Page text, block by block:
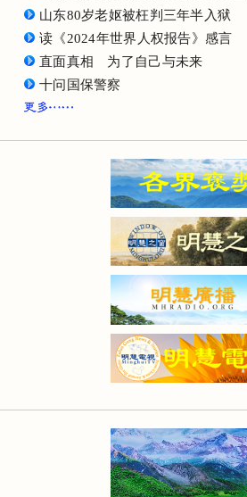
山东80岁老妪被枉判三年半入狱
读《2024年世界人权报告》感言
直面真相 为了自己与未来
十问国保警察